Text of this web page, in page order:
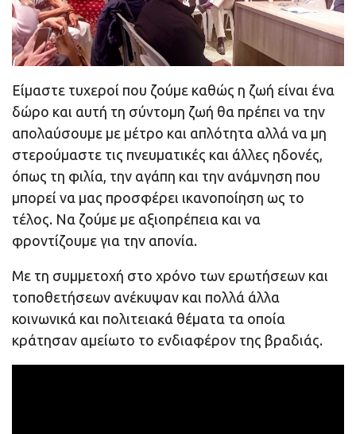
Είμαστε τυχεροί που ζούμε καθώς η ζωή είναι ένα
δώρο και αυτή τη σύντομη ζωή θα πρέπει να την
απολαύσουμε με μέτρο και απλότητα αλλά να μη
στερούμαστε τις πνευματικές και άλλες ηδονές,
όπως τη φιλία, την αγάπη και την ανάμνηση που
μπορεί να μας προσφέρει ικανοποίηση ως το
τέλος. Να ζούμε με αξιοπρέπεια και να
φροντίζουμε για την απονία.
Με τη συμμετοχή στο χρόνο των ερωτήσεων και
τοποθετήσεων ανέκυψαν και πολλά άλλα
κοινωνικά και πολιτειακά θέματα τα οποία
κράτησαν αμείωτο το ενδιαφέρον της βραδιάς.